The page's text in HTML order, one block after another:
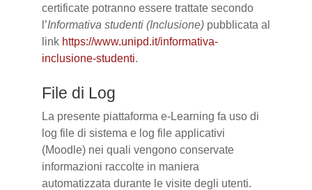
certificate potranno essere trattate secondo
l’Informativa studenti (Inclusione) pubblicata al
link https://www.unipd.it/informativa-
inclusione-studenti.
File di Log
La presente piattaforma e-Learning fa uso di
log file di sistema e log file applicativi
(Moodle) nei quali vengono conservate
informazioni raccolte in maniera
automatizzata durante le visite degli utenti.